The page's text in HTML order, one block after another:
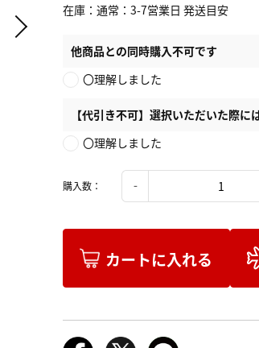
在庫 通常：3-7営業日 発送目安
他商品との同時購入不可です
〇理解しました
【代引き不可】選択いただいた際
〇理解しました
購入数：
カートに入れる